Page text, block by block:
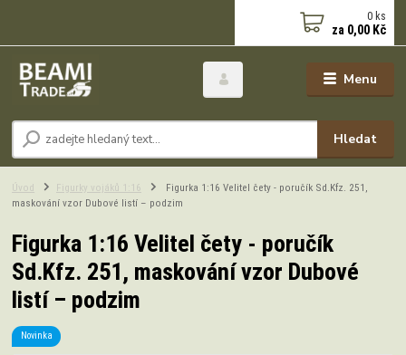
Menu
Hledat
0 ks
za 0,00 Kč
Úvod Figurky vojáků 1:16
Figurka 1:16 Velitel čety - poručík Sd.Kfz. 251,
maskování vzor Dubové listí – podzim
Figurka 1:16 Velitel čety - poručík
Sd.Kfz. 251, maskování vzor Dubové
listí – podzim
Novinka